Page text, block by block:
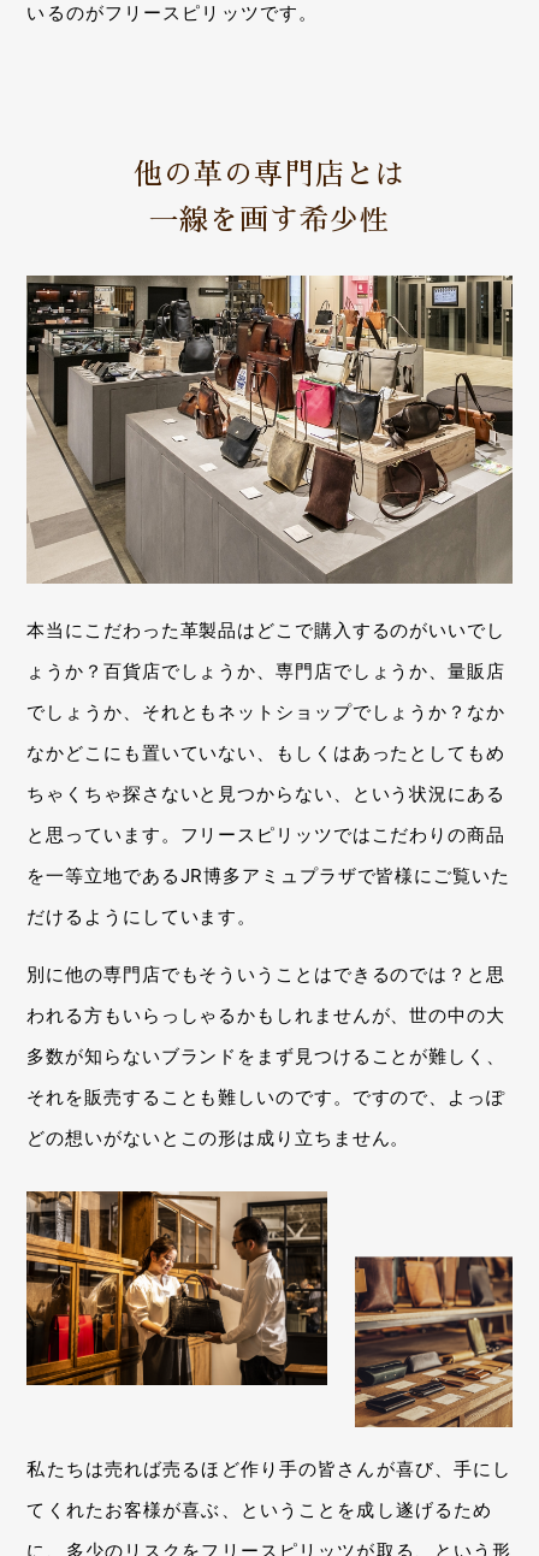
いるのがフリースピリッツです。
他の革の専門店とは
一線を画す希少性
本当にこだわった革製品はどこで購入するのがいいでし
ょうか？百貨店でしょうか、専門店でしょうか、量販店
でしょうか、それともネットショップでしょうか？なか
なかどこにも置いていない、もしくはあったとしてもめ
ちゃくちゃ探さないと見つからない、という状況にある
と思っています。フリースピリッツではこだわりの商品
を一等立地であるJR博多アミュプラザで皆様にご覧いた
だけるようにしています。
別に他の専門店でもそういうことはできるのでは？と思
われる方もいらっしゃるかもしれませんが、世の中の大
多数が知らないブランドをまず見つけることが難しく、
それを販売することも難しいのです。ですので、よっぽ
どの想いがないとこの形は成り立ちません。
私たちは売れば売るほど作り手の皆さんが喜び、手にし
てくれたお客様が喜ぶ、ということを成し遂げるため
に、多少のリスクをフリースピリッツが取る、という形